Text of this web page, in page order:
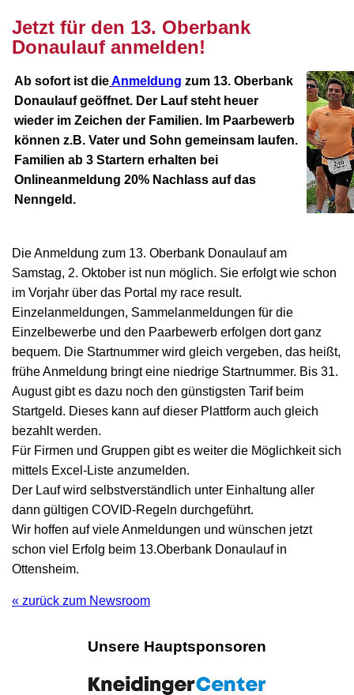
Jetzt für den 13. Oberbank
Donaulauf anmelden!
Ab sofort ist dieAnmeldung zum 13. Oberbank
Donaulauf geöffnet. Der Lauf steht heuer
wieder im Zeichen der Familien. Im Paarbewerb
können z.B. Vater und Sohn gemeinsam laufen.
Familien ab 3 Startern erhalten bei
Onlineanmeldung 20% Nachlass auf das
Nenngeld.
Die Anmeldung zum 13. Oberbank Donaulauf am
Samstag, 2. Oktober ist nun möglich. Sie erfolgt wie schon
im Vorjahr über das Portal my race result.
Einzelanmeldungen, Sammelanmeldungen für die
Einzelbewerbe und den Paarbewerb erfolgen dort ganz
bequem. Die Startnummer wird gleich vergeben, das heißt,
frühe Anmeldung bringt eine niedrige Startnummer. Bis 31.
August gibt es dazu noch den günstigsten Tarif beim
Startgeld. Dieses kann auf dieser Plattform auch gleich
bezahlt werden.
Für Firmen und Gruppen gibt es weiter die Möglichkeit sich
mittels Excel-Liste anzumelden.
Der Lauf wird selbstverständlich unter Einhaltung aller
dann gültigen COVID-Regeln durchgeführt.
Wir hoffen auf viele Anmeldungen und wünschen jetzt
schon viel Erfolg beim 13.Oberbank Donaulauf in
Ottensheim.
« zurück zum Newsroom
Unsere Hauptsponsoren